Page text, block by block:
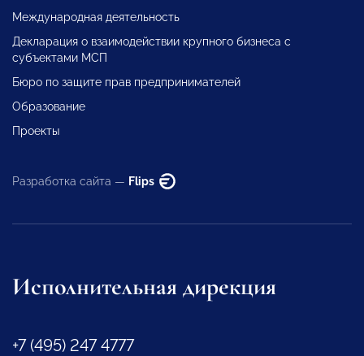
Международная деятельность
Декларация о взаимодействии крупного бизнеса с
субъектами МСП
Бюро по защите прав предпринимателей
Образование
Проекты
Разработка сайта — Flips
Исполнительная дирекция
+7 (495) 247 4777